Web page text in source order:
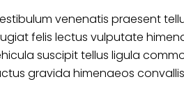
venenatis praesent
felis lectus vulputate
suscipit tellus ligula
gravida himenaeos